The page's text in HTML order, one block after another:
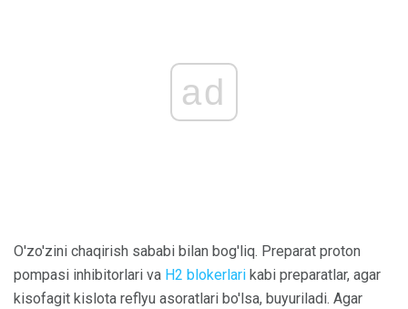
ad
O'zo'zini chaqirish sababi bilan bog'liq. Preparat proton
pompasi inhibitorlari va H2 blokerlari kabi preparatlar, agar
kisofagit kislota reflyu asoratlari bo'lsa, buyuriladi. Agar